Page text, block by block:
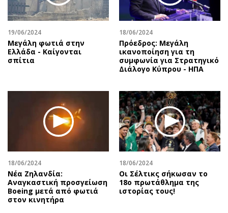
19/06/2024
Μεγάλη φωτιά στην
Ελλάδα - Καίγονται
σπίτια
18/06/2024
Πρόεδρος: Μεγάλη
ικανοποίηση για τη
συμφωνία για Στρατηγικό
Διάλογο Κύπρου - ΗΠΑ
18/06/2024
Νέα Ζηλανδία:
Αναγκαστική προσγείωση
Boeing μετά από φωτιά
στον κινητήρα
18/06/2024
Οι Σέλτικς σήκωσαν το
18ο πρωτάθλημα της
ιστορίας τους!